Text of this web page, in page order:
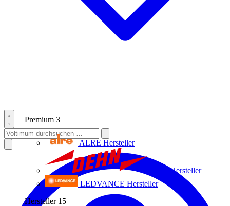
Premium 3
ALRE Hersteller
Hersteller
LEDVANCE Hersteller
Hersteller 15